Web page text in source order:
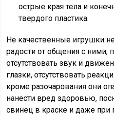
острые края тела и
твердого пластика.
Не качественные игрушки
радости от общения с ними,
отсутствовать звук и
глазки, отсутствовать
кроме разочарования они
нанести вред здоровью,
свинец в краске и даже при